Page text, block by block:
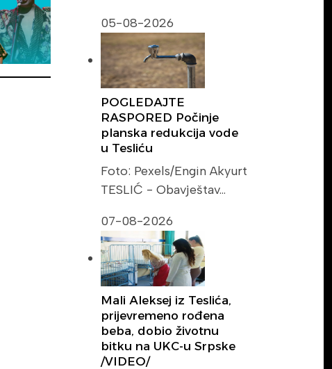
05-08-2026
POGLEDAJTE
RASPORED Počinje
planska redukcija vode
u Tesliću
Foto: Pexels/Engin Akyurt
TESLIĆ - Obavještav…
07-08-2026
Mali Aleksej iz Teslića,
prijevremeno rođena
beba, dobio životnu
bitku na UKC-u Srpske
/VIDEO/